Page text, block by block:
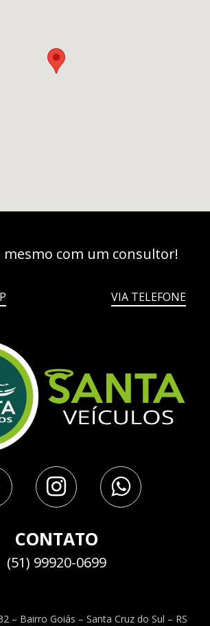
mesmo com um consultor!
VIA TELEFONE
CONTATO
(51) 99920-0699
– Bairro Goiás – Santa Cruz do Sul – RS